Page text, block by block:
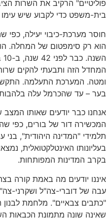
פוליטיים" הרקיב את השרות
בית-משפט כדי לקבוע שיש עימו
חוסר מערכת-כיבוי יעילה,
הוא רק סימפטום של המחלה.
המחדל הזה ותבעתי להקים
ומטה. המערכת התעלמה.
בער – עד שהכרמל עלה
אנחנו כבר יודעים שאותו
המכשירה דור של בורים, כפי
תלמידי "המדינה היהודית",
בעליונותו האינטלקטואלית,
בקרב המדינות המפותחות.
איננו יודעים מה באמת קורה
עבה של דוברי-צה"ל ושקרני-
"כתבים צבאיים". מלחמת
שאינה שונה מתמונת הכבאות